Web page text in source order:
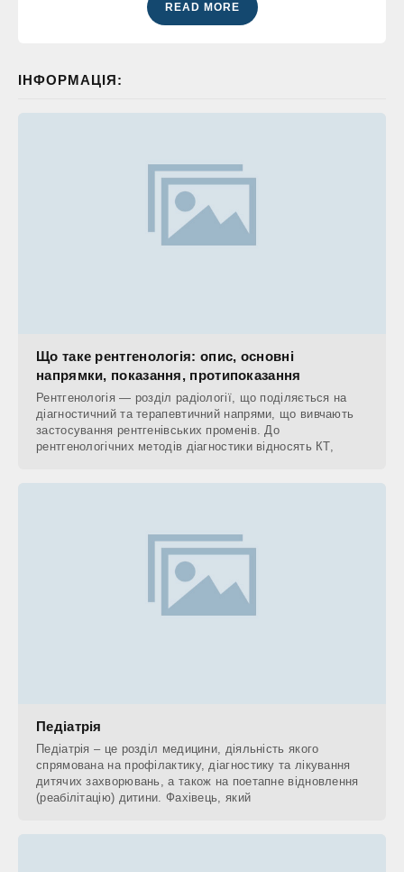
READ MORE
ІНФОРМАЦІЯ:
Що таке рентгенологія: опис, основні
напрямки, показання, протипоказання
Рентгенологія — розділ радіології, що поділяється на
діагностичний та терапевтичний напрями, що вивчають
застосування рентгенівських променів. До
рентгенологічних методів діагностики відносять КТ,
Педіатрія
Педіатрія – це розділ медицини, діяльність якого
спрямована на профілактику, діагностику та лікування
дитячих захворювань, а також на поетапне відновлення
(реабілітацію) дитини. Фахівець, який